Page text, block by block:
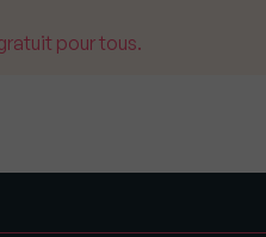
pour tous.